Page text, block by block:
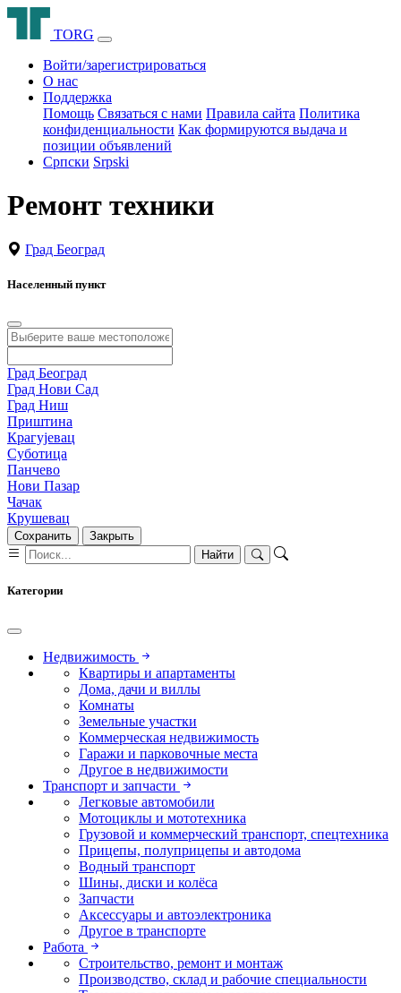
TORG
Войти/зарегистрироваться
О нас
Поддержка
Помощь Связаться с нами Правила сайта Политика
конфиденциальности Как формируются выдача и
позиции объявлений
Српски Srpski
Ремонт техники
Град Београд
Населенный пункт
Град Београд
Град Нови Сад
Град Ниш
Приштина
Крагујевац
Суботица
Панчево
Нови Пазар
Чачак
Крушевац
Сохранить
Закрыть
Найти
Категории
Недвижимость
Квартиры и апартаменты
Дома, дачи и виллы
Комнаты
Земельные участки
Коммерческая недвижимость
Гаражи и парковочные места
Другое в недвижимости
Транспорт и запчасти
Легковые автомобили
Мотоциклы и мототехника
Грузовой и коммерческий транспорт, спецтехника
Прицепы, полуприцепы и автодома
Водный транспорт
Шины, диски и колёса
Запчасти
Аксессуары и автоэлектроника
Другое в транспорте
Работа
Строительство, ремонт и монтаж
Производство, склад и рабочие специальности